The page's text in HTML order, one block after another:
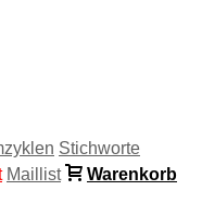
Stichworte
Maillist
Warenkorb